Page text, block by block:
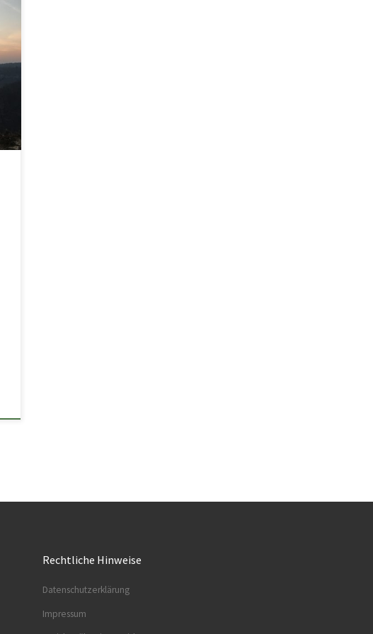
Rechtliche Hinweise
Datenschutzerklärung
Impressum